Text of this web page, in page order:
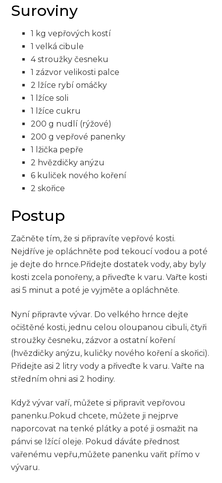
Suroviny
1⁣ kg vepřových kostí
1 velká cibule
4 stroužky⁤ česneku
1 zázvor‍ velikosti palce
2 ‍lžíce‌ rybí⁣ omáčky
1 lžíce soli
1 lžíce⁢ cukru
200 ⁢g nudlí​ (rýžové)
200 g vepřové panenky
1‌ lžička pepře
2 hvězdičky anýzu
6 kuliček nového koření
2 skořice
Postup
Začněte tím, že si ‍připravíte vepřové⁤ kosti.
Nejdříve je opláchněte pod tekoucí vodou a poté
je dejte do⁤ hrnce.Přidejte dostatek vody, aby byly
kosti ⁢zcela ponořeny, a přiveďte k varu. Vařte ​kosti
asi 5 minut a‌ poté⁢ je vyjměte a opláchněte.
Nyní‍ připravte​ vývar. Do velkého hrnce dejte
očištěné kosti, jednu celou oloupanou cibuli, čtyři
stroužky česneku, zázvor a ostatní koření
(hvězdičky anýzu, ⁣kuličky nového koření‌ a skořici).
⁤Přidejte asi 2 litry vody a přiveďte k ‍varu. Vařte ​na
středním​ ohni asi 2 hodiny.
Když​ vývar vaří, můžete‌ si připravit vepřovou
panenku.Pokud chcete, můžete ji‍ nejprve
naporcovat na tenké plátky a poté ​ji ⁢osmažit na
pánvi se lžící ⁤oleje. Pokud⁣ dáváte přednost
vařenému vepřu,můžete panenku vařit přímo v
vývaru.